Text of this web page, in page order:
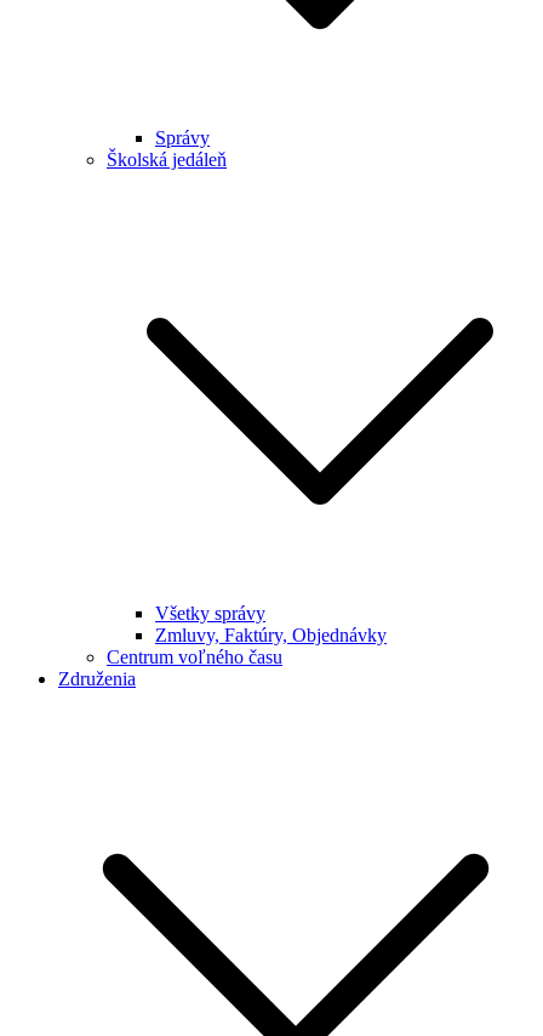
Správy
Školská jedáleň
Všetky správy
Zmluvy, Faktúry, Objednávky
Centrum voľného času
Združenia